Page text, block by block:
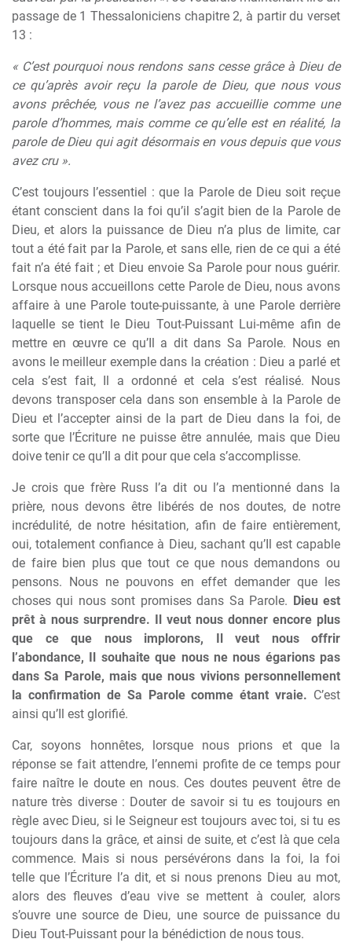
passage de 1 Thessaloniciens chapitre 2, à partir du verset
13 :
« C’est pourquoi nous rendons sans cesse grâce à Dieu de
ce qu’après avoir reçu la parole de Dieu, que nous vous
avons prêchée, vous ne l’avez pas accueillie comme une
parole d’hommes, mais comme ce qu’elle est en réalité, la
parole de Dieu qui agit désormais en vous depuis que vous
avez cru ».
C’est toujours l’essentiel : que la Parole de Dieu soit reçue
étant conscient dans la foi qu’il s’agit bien de la Parole de
Dieu, et alors la puissance de Dieu n’a plus de limite, car
tout a été fait par la Parole, et sans elle, rien de ce qui a été
fait n’a été fait ; et Dieu envoie Sa Parole pour nous guérir.
Lorsque nous accueillons cette Parole de Dieu, nous avons
affaire à une Parole toute-puissante, à une Parole derrière
laquelle se tient le Dieu Tout-Puissant Lui-même afin de
mettre en œuvre ce qu’Il a dit dans Sa Parole. Nous en
avons le meilleur exemple dans la création : Dieu a parlé et
cela s’est fait, Il a ordonné et cela s’est réalisé. Nous
devons transposer cela dans son ensemble à la Parole de
Dieu et l’accepter ainsi de la part de Dieu dans la foi, de
sorte que l’Écriture ne puisse être annulée, mais que Dieu
doive tenir ce qu’Il a dit pour que cela s’accomplisse.
Je crois que frère Russ l’a dit ou l’a mentionné dans la
prière, nous devons être libérés de nos doutes, de notre
incrédulité, de notre hésitation, afin de faire entièrement,
oui, totalement confiance à Dieu, sachant qu’Il est capable
de faire bien plus que tout ce que nous demandons ou
pensons. Nous ne pouvons en effet demander que les
choses qui nous sont promises dans Sa Parole. Dieu est
prêt à nous surprendre. Il veut nous donner encore plus
que ce que nous implorons, Il veut nous offrir
l’abondance, Il souhaite que nous ne nous égarions pas
dans Sa Parole, mais que nous vivions personnellement
la confirmation de Sa Parole comme étant vraie. C’est
ainsi qu’Il est glorifié.
Car, soyons honnêtes, lorsque nous prions et que la
réponse se fait attendre, l’ennemi profite de ce temps pour
faire naître le doute en nous. Ces doutes peuvent être de
nature très diverse : Douter de savoir si tu es toujours en
règle avec Dieu, si le Seigneur est toujours avec toi, si tu es
toujours dans la grâce, et ainsi de suite, et c’est là que cela
commence. Mais si nous persévérons dans la foi, la foi
telle que l’Écriture l’a dit, et si nous prenons Dieu au mot,
alors des fleuves d’eau vive se mettent à couler, alors
s’ouvre une source de Dieu, une source de puissance du
Dieu Tout-Puissant pour la bénédiction de nous tous.